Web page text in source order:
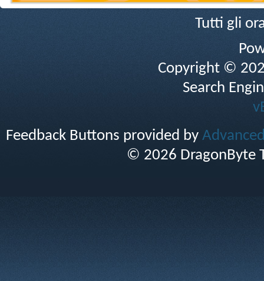
Tutti gli
Copyright ©
Search
Feedback Buttons provided by
© 2026 DragonByte